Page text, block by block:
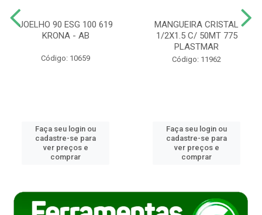
JOELHO 90 ESG 100 619
KRONA - AB
Código: 10659
Faça seu login ou
cadastre-se para
ver preços e
comprar
MANGUEIRA CRISTAL
1/2X1.5 C/ 50MT 775
PLASTMAR
Código: 11962
Faça seu login ou
cadastre-se para
ver preços e
comprar